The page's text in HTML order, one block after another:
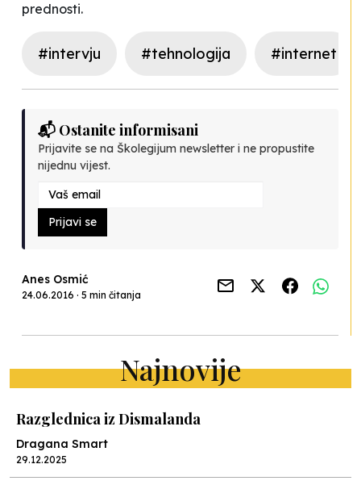
prednosti.
#intervju #tehnologija #internet
📬 Ostanite informisani
Prijavite se na Školegijum newsletter i ne propustite
nijednu vijest.
Prijavi se
Anes Osmić
24.06.2016 · 5 min čitanja
Najnovije
Razglednica iz Dismalanda
Dragana Smart
29.12.2025